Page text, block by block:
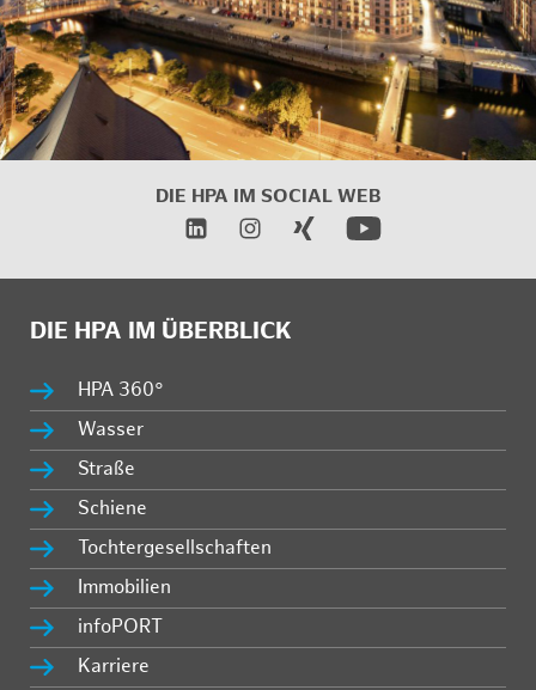
DIE HPA IM SOCIAL WEB
DIE HPA IM ÜBERBLICK
HPA 360°
Wasser
Straße
Schiene
Tochtergesellschaften
Immobilien
infoPORT
Karriere